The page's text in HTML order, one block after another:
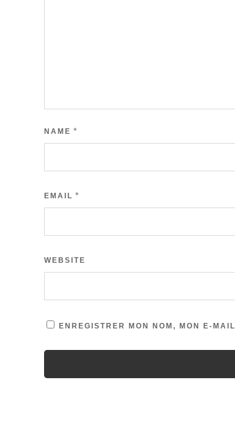
NAME *
EMAIL *
WEBSITE
ENREGISTRER MON NOM, MON E-